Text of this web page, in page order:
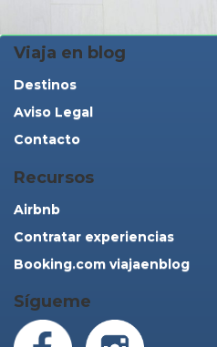
Viaja en blog
Destinos
Aviso Legal
Contacto
Recursos
Airbnb
Contratar experiencias
Booking.com viajaenblog
Sígueme